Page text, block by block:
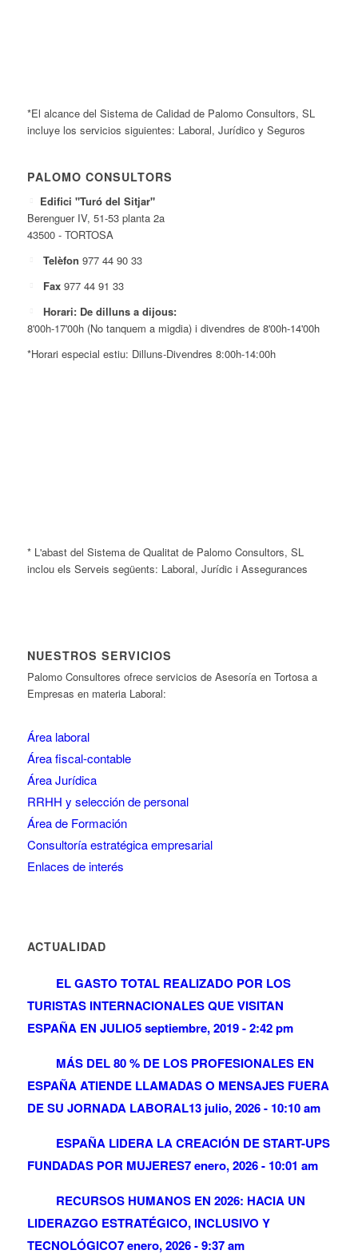
*El alcance del Sistema de Calidad de Palomo Consultors, SL
incluye los servicios siguientes: Laboral, Jurídico y Seguros
PALOMO CONSULTORS
Edifici "Turó del Sitjar"
Berenguer IV, 51-53 planta 2a
43500 - TORTOSA
Telèfon 977 44 90 33
Fax 977 44 91 33
Horari: De dilluns a dijous:
8'00h-17'00h (No tanquem a migdia) i divendres de 8'00h-14'00h
*Horari especial estiu: Dilluns-Divendres 8:00h-14:00h
* L'abast del Sistema de Qualitat de Palomo Consultors, SL
inclou els Serveis següents: Laboral, Jurídic i Assegurances
NUESTROS SERVICIOS
Palomo Consultores ofrece servicios de Asesoría en Tortosa a
Empresas en materia Laboral:
Área laboral
Área fiscal-contable
Área Jurídica
RRHH y selección de personal
Área de Formación
Consultoría estratégica empresarial
Enlaces de interés
ACTUALIDAD
EL GASTO TOTAL REALIZADO POR LOS
TURISTAS INTERNACIONALES QUE VISITAN
ESPAÑA EN JULIO5 septiembre, 2019 - 2:42 pm
MÁS DEL 80 % DE LOS PROFESIONALES EN
ESPAÑA ATIENDE LLAMADAS O MENSAJES FUERA
DE SU JORNADA LABORAL13 julio, 2026 - 10:10 am
ESPAÑA LIDERA LA CREACIÓN DE START-UPS
FUNDADAS POR MUJERES7 enero, 2026 - 10:01 am
RECURSOS HUMANOS EN 2026: HACIA UN
LIDERAZGO ESTRATÉGICO, INCLUSIVO Y
TECNOLÓGICO7 enero, 2026 - 9:37 am